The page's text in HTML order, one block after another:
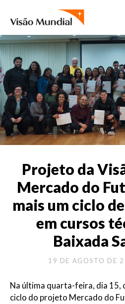
Projeto da
Mercado do
mais um ciclo
em cursos
Baixada
19 DE AGOSTO DE
Na última quarta-feira, dia 15,
ciclo do projeto Mercado do